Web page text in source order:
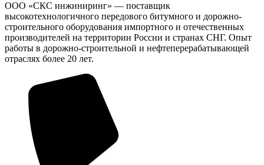
ООО «СКС инжиниринг» — поставщик
высокотехнологичного передового битумного и дорожно-
строительного оборудования импортного и отечественных
производителей на территории России и странах СНГ. Опыт
работы в дорожно-строительной и нефтеперерабатывающей
отраслях более 20 лет.